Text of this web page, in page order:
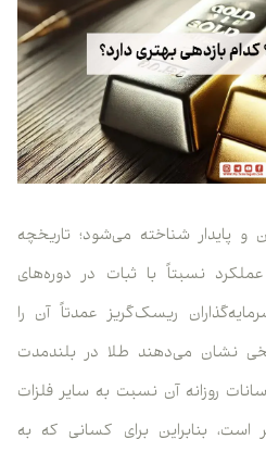
و پایدار شناخته می‌شود؛ تاریخچه
نسبتاً با ثبات در دوره‌های
ریسک‌گریز عمدتاً آن را
نشان می‌دهند طلا در بلندمدت
روزانه آن نسبت به سایر فلزات
بنابراین برای کسانی که به